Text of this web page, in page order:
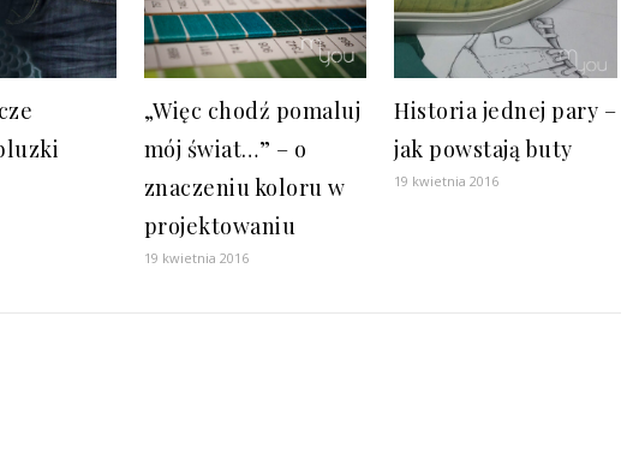
„Więc chodź pomaluj
mój świat…” – o
znaczeniu koloru w
projektowaniu
19 kwietnia 2016
Historia jednej pary –
jak powstają buty
19 kwietnia 2016